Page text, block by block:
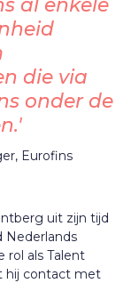
die via
onder de
Eurofins
uit zijn tijd
Nederlands
rol als Talent
hij contact met